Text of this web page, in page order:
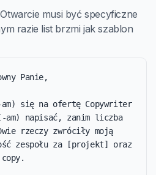
musi być specyficzne
razie list brzmi jak szablon
Panie,
am) się na ofertę Copywriter
am) napisać, zanim liczba
rzeczy zwróciły moją
zespołu za [projekt] oraz